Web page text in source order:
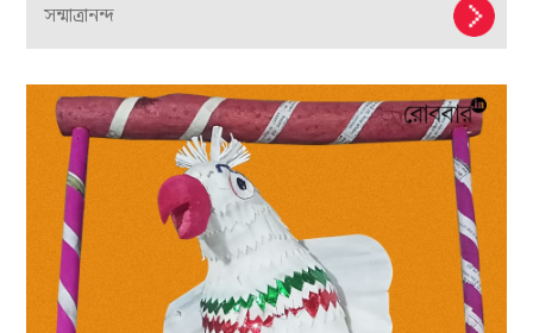
সন্মাত্রানন্দ